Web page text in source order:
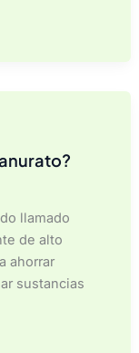
llamado
de alto
ahorrar
sustancias